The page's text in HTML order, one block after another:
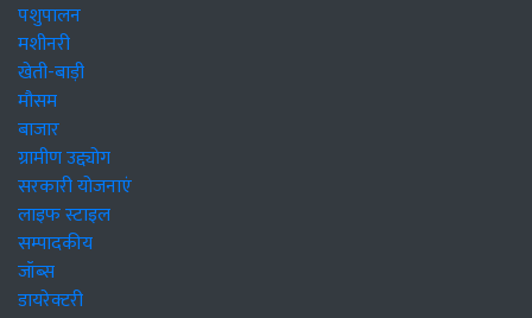
पशुपालन
मशीनरी
खेती-बाड़ी
मौसम
बाजार
ग्रामीण उद्द्योग
सरकारी योजनाएं
लाइफ स्टाइल
सम्पादकीय
जॉब्स
डायरेक्टरी